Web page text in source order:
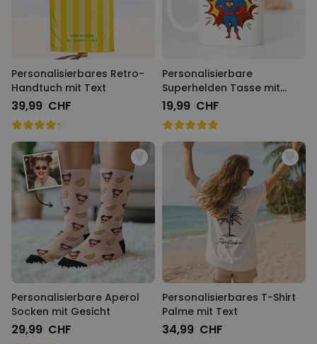
Personalisierbares Retro-
Handtuch mit Text
39,99 CHF
Personalisierbare
Superhelden Tasse mit
Gesicht
19,99 CHF
Personalisierbare Aperol
Socken mit Gesicht
29,99 CHF
Personalisierbares T-Shirt
Palme mit Text
34,99 CHF